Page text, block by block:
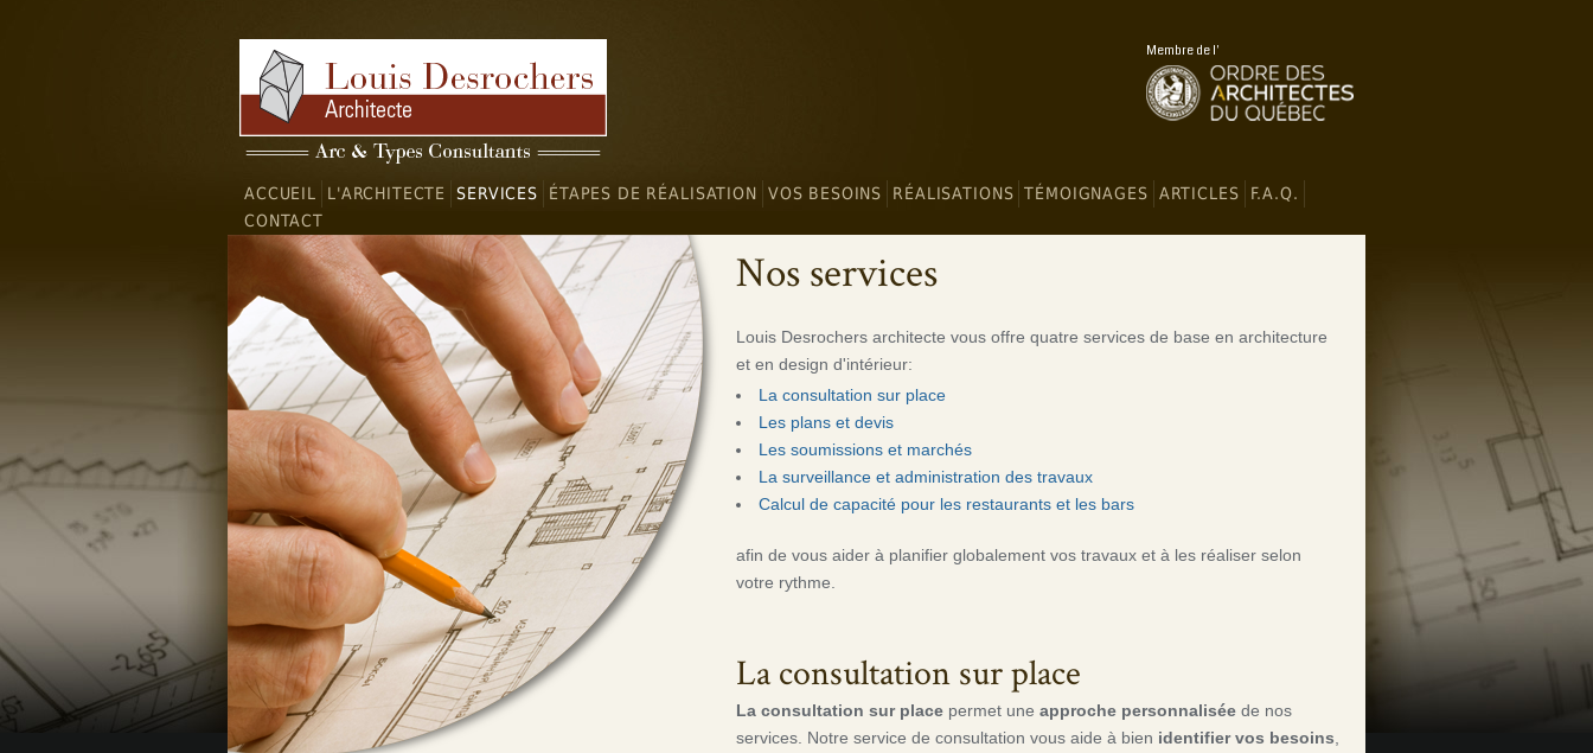
Membre de l'
ACCUEIL L'ARCHITECTE SERVICES ÉTAPES DE RÉALISATION VOS BESOINS RÉALISATIONS TÉMOIGNAGES ARTICLES
F.A.Q.
CONTACT
Nos services
Louis Desrochers architecte vous offre quatre services de base en architecture
et en design d'intérieur:
La consultation sur place
Les plans et devis
Les soumissions et marchés
La surveillance et administration des travaux
Calcul de capacité pour les restaurants et les bars
afin de vous aider à planifier globalement vos travaux et à les réaliser selon
votre rythme.
La consultation sur place
La consultation sur place permet une approche personnalisée de nos
services. Notre service de consultation vous aide à bien identifier vos besoins